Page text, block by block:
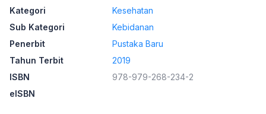
Kategori
Kesehatan
Sub Kategori
Kebidanan
Penerbit
Pustaka Baru
Tahun Terbit
2019
ISBN
978-979-268-234-2
eISBN